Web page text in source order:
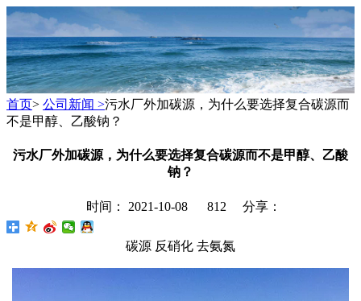
首页> 公司新闻 >污水厂外加碳源，为什么要选择复合碳源而
不是甲醇、乙酸钠？
污水厂外加碳源，为什么要选择复合碳源而不是甲醇、乙酸
钠？
时间： 2021-10-08 812 分享：
碳源 反硝化 去氨氮